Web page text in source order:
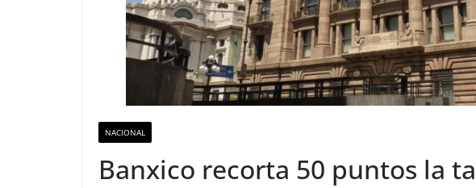
NACIONAL
Banxico recorta 50 puntos la